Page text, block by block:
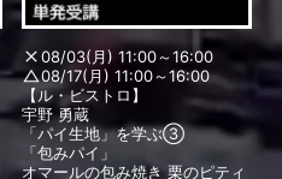
08/03(月) 11:00～16:00
08/17(月) 11:00～16:00
【ル・ビストロ】
宇野 勇蔵
「パイ生地」を学ぶ③
「包みパイ」
オマールの包み焼き 栗のピティ